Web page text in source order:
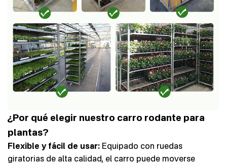
¿Por qué elegir nuestro carro rodante para
plantas?
Flexible y fácil de usar: Equipado con ruedas
giratorias de alta calidad, el carro puede moverse